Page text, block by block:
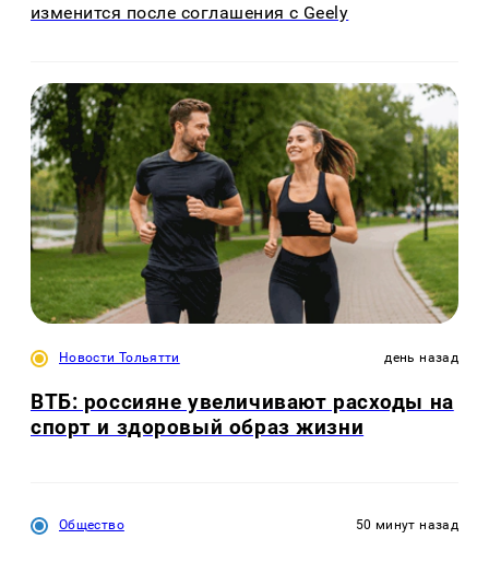
изменится после соглашения с Geely
Новости Тольятти день назад
ВТБ: россияне увеличивают расходы на
спорт и здоровый образ жизни
Общество 50 минут назад